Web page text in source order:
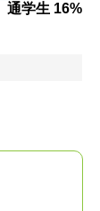
通学生 16%